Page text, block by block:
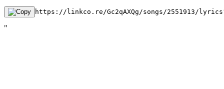
https://linkco.re/Gc2qAXQg/songs/2551913/
"